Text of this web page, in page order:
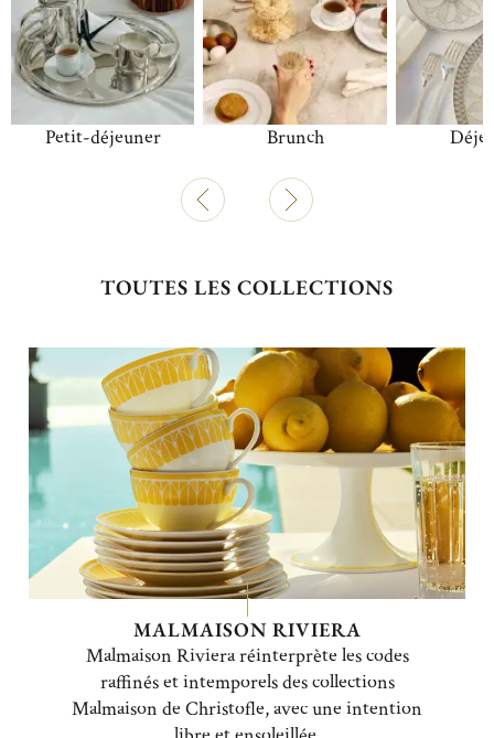
Petit-déjeuner Brunch
TOUTES LES COLLECTIONS
MALMAISON RIVIERA
Malmaison Riviera réinterprète les codes
raffinés et intemporels des collections
Malmaison de Christofle, avec une intention